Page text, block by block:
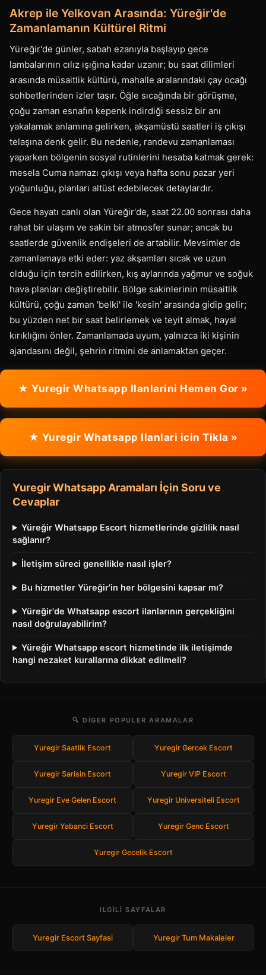
Akrep ile Yelkovan Arasında: Yüreğir'de
Zamanlamanın Kültürel Ritmi
Yüreğir'de günler, sabah ezanıyla başlayıp gece
lambalarının cılız ışığına kadar uzanır; bu saat dilimleri
arasında müsaitlik kültürü, mahalle aralarındaki çay ocağı
sohbetlerinden izler taşır. Öğle sıcağında bir görüşme,
çoğu zaman esnafın kepenk indirdiği sessiz bir anı
yakalamak anlamına gelirken, akşamüstü saatleri iş çıkışı
telaşına denk gelir. Bu nedenle, randevu zamanlaması
yaparken bölgenin sosyal rutinlerini hesaba katmak gerek:
mesela Cuma namazı çıkışı veya hafta sonu pazar yeri
yoğunluğu, planları altüst edebilecek detaylardır.
Gece hayatı canlı olan Yüreğir'de, saat 22.00 sonrası daha
rahat bir ulaşım ve sakin bir atmosfer sunar; ancak bu
saatlerde güvenlik endişeleri de artabilir. Mevsimler de
zamanlamaya etki eder: yaz akşamları sıcak ve uzun
olduğu için tercih edilirken, kış aylarında yağmur ve soğuk
hava planları değiştirebilir. Bölge sakinlerinin müsaitlik
kültürü, çoğu zaman 'belki' ile 'kesin' arasında gidip gelir;
bu yüzden net bir saat belirlemek ve teyit almak, hayal
kırıklığını önler. Zamanlamada uyum, yalnızca iki kişinin
ajandasını değil, şehrin ritmini de anlamaktan geçer.
★ Yuregir Whatsapp Ilanlarini Hemen Gor »
★ Yuregir Whatsapp Ilanlari icin Tikla »
Yuregir Whatsapp Aramaları İçin Soru ve
Cevaplar
Yüreğir Whatsapp Escort hizmetlerinde gizlilik nasıl
sağlanır?
İletişim süreci genellikle nasıl işler?
Bu hizmetler Yüreğir'in her bölgesini kapsar mı?
Yüreğir'de Whatsapp escort ilanlarının gerçekliğini
nasıl doğrulayabilirim?
Yüreğir Whatsapp escort hizmetinde ilk iletişimde
hangi nezaket kurallarına dikkat edilmeli?
🔍 DIGER POPULER ARAMALAR
Yuregir Saatlik Escort Yuregir Gercek Escort
Yuregir Sarisin Escort Yuregir VIP Escort
Yuregir Eve Gelen Escort Yuregir Universiteli Escort
Yuregir Yabanci Escort Yuregir Genc Escort
Yuregir Gecelik Escort
ILGILI SAYFALAR
Yuregir Escort Sayfasi Yuregir Tum Makaleler